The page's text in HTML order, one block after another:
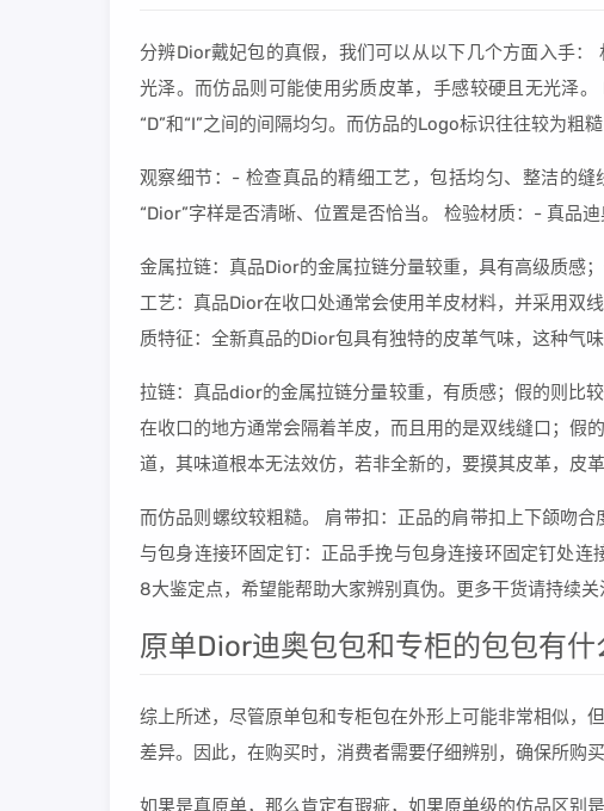
分辨Dior戴妃包的真假，我们可以从以下几个方面入手
光泽。而仿品则可能使用劣质皮革，手感较硬且无光泽
“D”和“I”之间的间隔均匀。而仿品的Logo标识往往较为粗糙
观察细节：- 检查真品的精细工艺，包括均匀、整洁的
“Dior”字样是否清晰、位置是否恰当。 检验材质：- 真品
金属拉链：真品Dior的金属拉链分量较重，具有高级质感
工艺：真品Dior在收口处通常会使用羊皮材料，并采用双
质特征：全新真品的Dior包具有独特的皮革气味，这种气味
拉链：真品dior的金属拉链分量较重，有质感；假的则比
在收口的地方通常会隔着羊皮，而且用的是双线缝口；假
道，其味道根本无法效仿，若非全新的，要摸其皮革，皮革
而仿品则螺纹较粗糙。 肩带扣：正品的肩带扣上下颌吻
与包身连接环固定钉：正品手挽与包身连接环固定钉处
8大鉴定点，希望能帮助大家辨别真伪。更多干货请持续关
原单Dior迪奥包包和专柜的包包有什
综上所述，尽管原单包和专柜包在外形上可能非常相似，
差异。因此，在购买时，消费者需要仔细辨别，确保所购买
如果是真原单，那么肯定有瑕疵，如果原单级的仿品区别